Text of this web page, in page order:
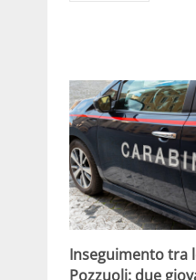
Inseguimento tra
Pozzuoli: due